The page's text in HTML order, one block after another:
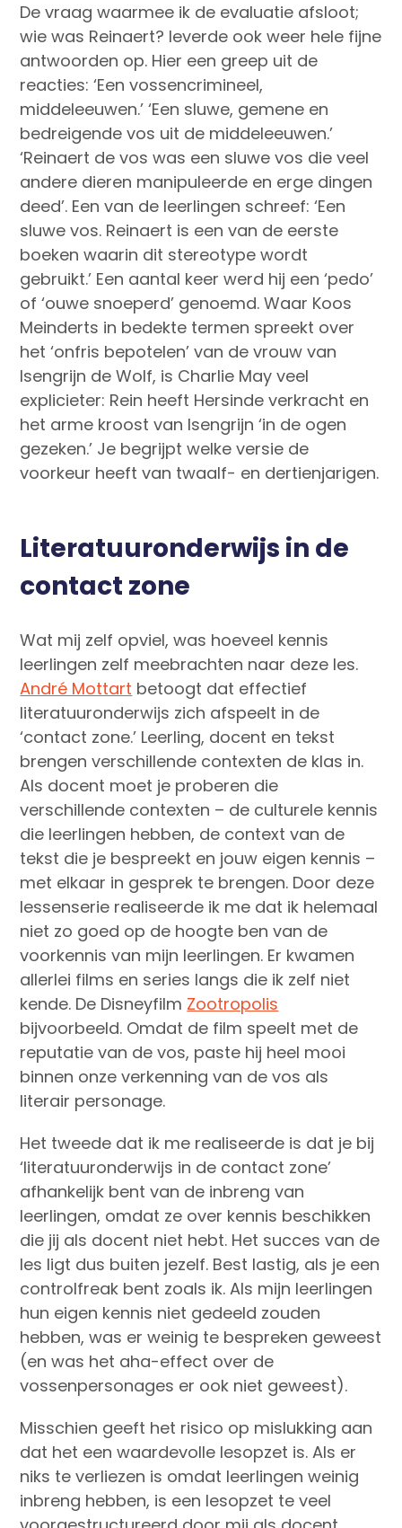
De vraag waarmee ik de evaluatie afsloot;
wie was Reinaert? leverde ook weer hele fijne
antwoorden op. Hier een greep uit de
reacties: ‘Een vossencrimineel,
middeleeuwen.’ ‘Een sluwe, gemene en
bedreigende vos uit de middeleeuwen.’
‘Reinaert de vos was een sluwe vos die veel
andere dieren manipuleerde en erge dingen
deed’. Een van de leerlingen schreef: ‘Een
sluwe vos. Reinaert is een van de eerste
boeken waarin dit stereotype wordt
gebruikt.’ Een aantal keer werd hij een ‘pedo’
of ‘ouwe snoeperd’ genoemd. Waar Koos
Meinderts in bedekte termen spreekt over
het ‘onfris bepotelen’ van de vrouw van
Isengrijn de Wolf, is Charlie May veel
explicieter: Rein heeft Hersinde verkracht en
het arme kroost van Isengrijn ‘in de ogen
gezeken.’ Je begrijpt welke versie de
voorkeur heeft van twaalf- en dertienjarigen.
Literatuuronderwijs in de
contact zone
Wat mij zelf opviel, was hoeveel kennis
leerlingen zelf meebrachten naar deze les.
André Mottart betoogt dat effectief
literatuuronderwijs zich afspeelt in de
‘contact zone.’ Leerling, docent en tekst
brengen verschillende contexten de klas in.
Als docent moet je proberen die
verschillende contexten – de culturele kennis
die leerlingen hebben, de context van de
tekst die je bespreekt en jouw eigen kennis –
met elkaar in gesprek te brengen. Door deze
lessenserie realiseerde ik me dat ik helemaal
niet zo goed op de hoogte ben van de
voorkennis van mijn leerlingen. Er kwamen
allerlei films en series langs die ik zelf niet
kende. De Disneyfilm Zootropolis
bijvoorbeeld. Omdat de film speelt met de
reputatie van de vos, paste hij heel mooi
binnen onze verkenning van de vos als
literair personage.
Het tweede dat ik me realiseerde is dat je bij
‘literatuuronderwijs in de contact zone’
afhankelijk bent van de inbreng van
leerlingen, omdat ze over kennis beschikken
die jij als docent niet hebt. Het succes van de
les ligt dus buiten jezelf. Best lastig, als je een
controlfreak bent zoals ik. Als mijn leerlingen
hun eigen kennis niet gedeeld zouden
hebben, was er weinig te bespreken geweest
(en was het aha-effect over de
vossenpersonages er ook niet geweest).
Misschien geeft het risico op mislukking aan
dat het een waardevolle lesopzet is. Als er
niks te verliezen is omdat leerlingen weinig
inbreng hebben, is een lesopzet te veel